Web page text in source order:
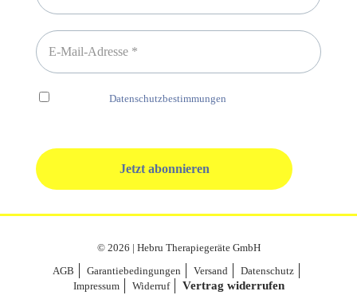
Datenschutzbestimmungen
© 2026 | Hebru Therapiegeräte GmbH
AGB
Garantiebedingungen Versand
Datenschutz
Impressum
Widerruf Vertrag widerrufen